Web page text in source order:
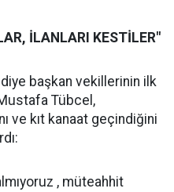
İLANLARI KESTİLER"
başkan vekillerinin ilk
Tübcel,
ve kıt kanaat geçindiğini
, müteahhit